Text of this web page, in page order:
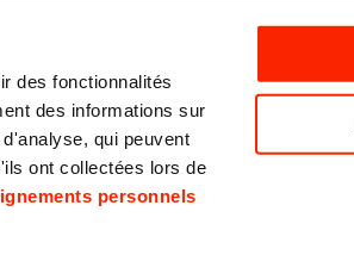
des fonctionnalités
des informations sur
qui peuvent
ont collectées lors de
personnels
Facebook
Instagram